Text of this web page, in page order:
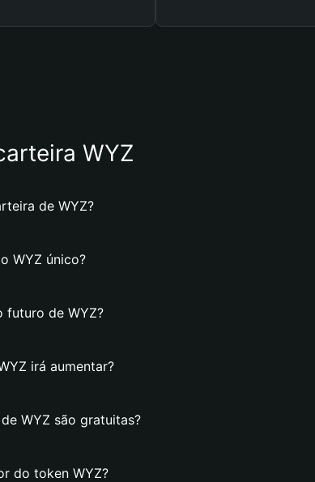
WYZ
de WYZ?
WYZ único?
futuro de WYZ?
irá aumentar?
WYZ são gratuitas?
do token WYZ?